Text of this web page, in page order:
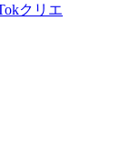
クリエ